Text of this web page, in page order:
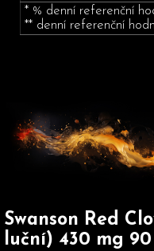
* % denní referenční
** denní referenční
Swanson Red
luční) 430 mg